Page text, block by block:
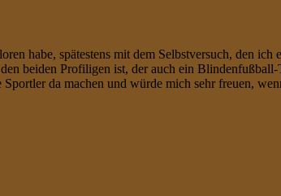
habe, spätestens mit dem Selbstversuch, den
beiden Profiligen ist, der auch ein
da machen und würde mich sehr freuen,